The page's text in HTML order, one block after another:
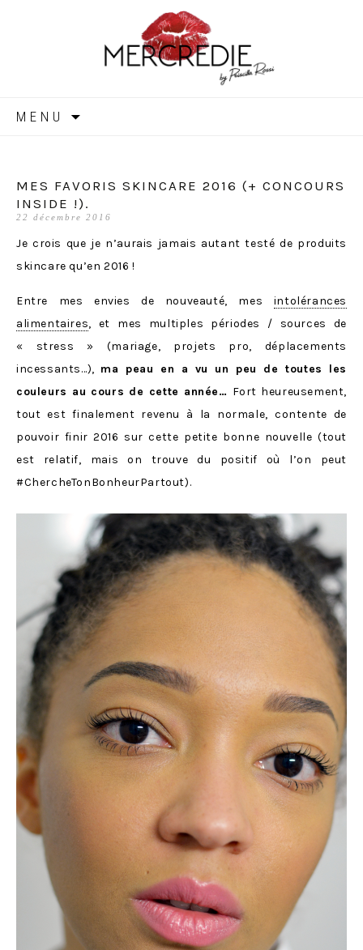
MERCREDIE
MENU
MES FAVORIS SKINCARE 2016 (+ CONCOURS
INSIDE !).
22 décembre 2016
Je crois que je n’aurais jamais autant testé de produits
skincare qu’en 2016 !
Entre mes envies de nouveauté, mes intolérances
alimentaires, et mes multiples périodes / sources de
« stress » (mariage, projets pro, déplacements
incessants…), ma peau en a vu un peu de toutes les
couleurs au cours de cette année… Fort heureusement,
tout est finalement revenu à la normale, contente de
pouvoir finir 2016 sur cette petite bonne nouvelle (tout
est relatif, mais on trouve du positif où l’on peut
#ChercheTonBonheurPartout).